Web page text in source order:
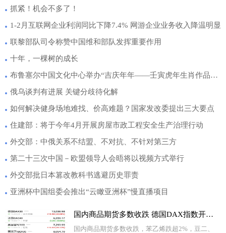
抓紧！机会不多了！
1-2月互联网企业利润同比下降7.4% 网游企业业务收入降温明显
联黎部队司令称赞中国维和部队发挥重要作用
十年，一棵树的成长
布鲁塞尔中国文化中心举办“吉庆年年——壬寅虎年生肖作品展”
俄乌谈判有进展 关键分歧待化解
如何解决健身场地难找、价高难题？国家发改委提出三大要点
住建部：将于今年4月开展房屋市政工程安全生产治理行动
外交部：中俄关系不结盟、不对抗、不针对第三方
第二十三次中国－欧盟领导人会晤将以视频方式举行
外交部批日本篡改教科书逃避历史罪责
亚洲杯中国组委会推出“云瞰亚洲杯”慢直播项目
国内商品期货多数收跌 德国DAX指数开涨0.08%
国内商品期货多数收跌，苯乙烯跌超2%，豆二、